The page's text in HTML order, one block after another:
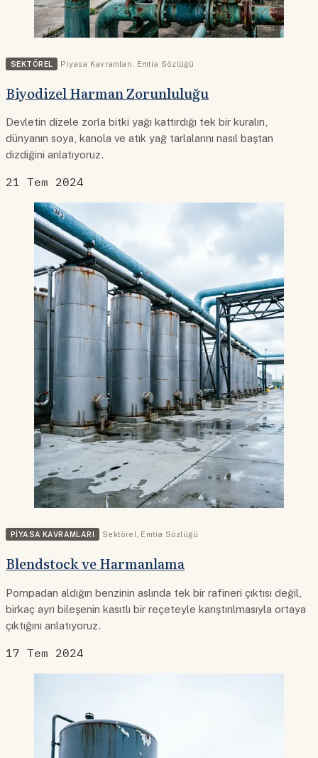
SEKTÖREL Piyasa Kavramları Emtia Sözlüğü
Biyodizel Harman Zorunluluğu
Devletin dizele zorla bitki yağı kattırdığı tek bir kuralın,
dünyanın soya, kanola ve atık yağ tarlalarını nasıl baştan
dizdiğini anlatıyoruz.
21 Tem 2024
PIYASA KAVRAMLARI Sektörel Emtia Sözlüğü
Blendstock ve Harmanlama
Pompadan aldığın benzinin aslında tek bir rafineri çıktısı değil,
birkaç ayrı bileşenin kasıtlı bir reçeteyle karıştırılmasıyla ortaya
çıktığını anlatıyoruz.
17 Tem 2024